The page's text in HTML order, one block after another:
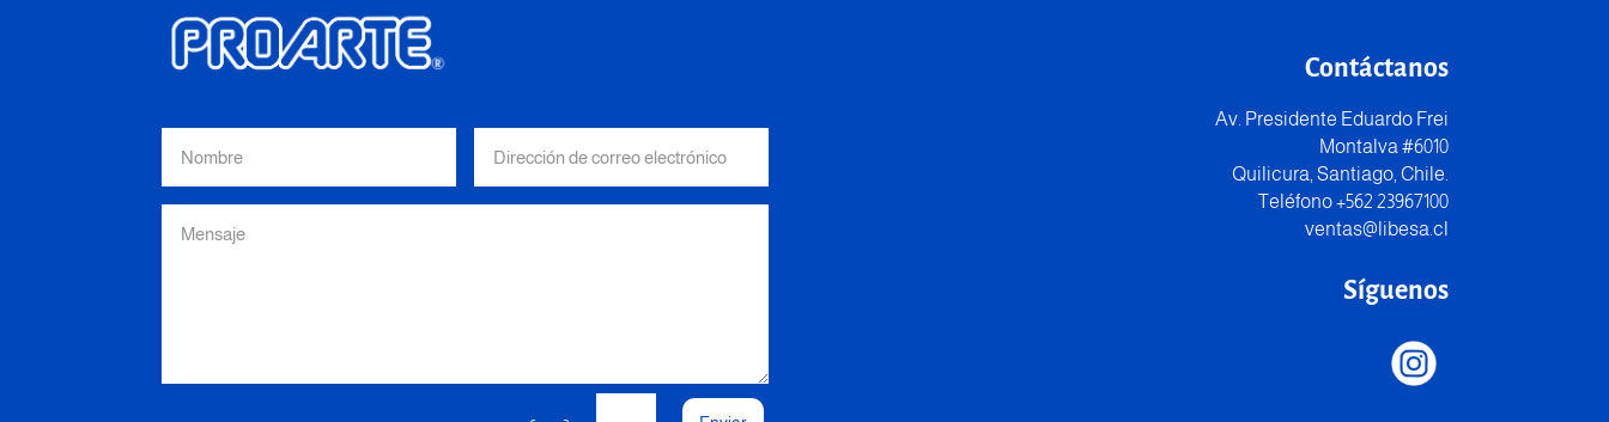
Contáctanos
Av. Presidente Eduardo Frei
Montalva #6010
Quilicura, Santiago, Chile.
Teléfono +562 23967100
ventas@libesa.cl
Síguenos